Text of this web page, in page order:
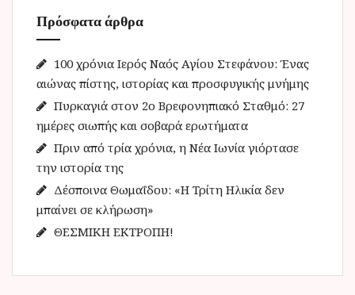
σ
η
γ
ι
α
:
Πρόσφατα άρθρα
100 χρόνια Ιερός Ναός Αγίου Στεφάνου: Ένας
αιώνας πίστης, ιστορίας και προσφυγικής μνήμης
Πυρκαγιά στον 2ο Βρεφονηπιακό Σταθμό: 27
ημέρες σιωπής και σοβαρά ερωτήματα
Πριν από τρία χρόνια, η Νέα Ιωνία γιόρτασε
την ιστορία της
Δέσποινα Θωμαΐδου: «Η Τρίτη Ηλικία δεν
μπαίνει σε κλήρωση»
ΘΕΣΜΙΚΗ ΕΚΤΡΟΠΗ!